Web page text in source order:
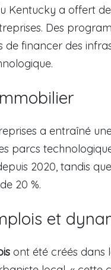
Kentucky a offert
Des
de financer des
a entraîné
parcs
2020, tandis
20 %.
et
ont été créés dans